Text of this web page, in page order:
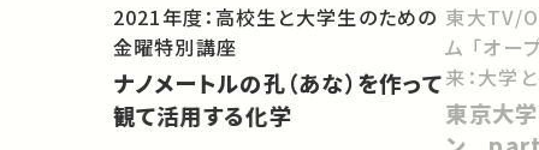
2021年度：高校生と大学生のための
金曜特別講座
ナノメートルの孔（あな）を作って
観て活用する化学
東大TV/
ム 「オー
来：大学
向けて」
東京大